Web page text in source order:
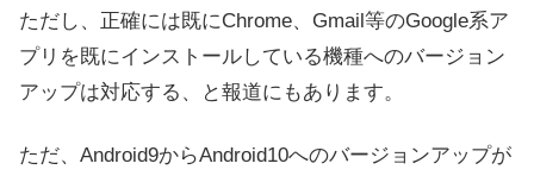
ただし、正確には既にChrome、Gmail等のGoogle系ア
プリを既にインストールしている機種へのバージョン
アップは対応する、と報道にもあります。
ただ、Android9からAndroid10へのバージョンアップが